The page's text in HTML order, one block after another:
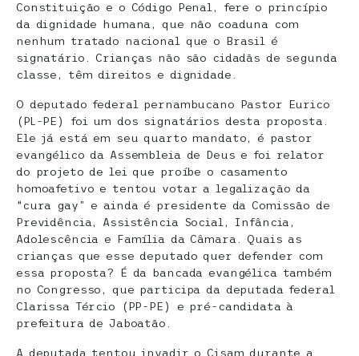
Constituição e o Código Penal, fere o princípio
da dignidade humana, que não coaduna com
nenhum tratado nacional que o Brasil é
signatário. Crianças não são cidadãs de segunda
classe, têm direitos e dignidade.
O deputado federal pernambucano Pastor Eurico
(PL-PE) foi um dos signatários desta proposta.
Ele já está em seu quarto mandato, é pastor
evangélico da Assembleia de Deus e foi relator
do projeto de lei que proíbe o casamento
homoafetivo e tentou votar a legalização da
“cura gay” e ainda é presidente da Comissão de
Previdência, Assistência Social, Infância,
Adolescência e Família da Câmara. Quais as
crianças que esse deputado quer defender com
essa proposta? É da bancada evangélica também
no Congresso, que participa da deputada federal
Clarissa Tércio (PP-PE) e pré-candidata à
prefeitura de Jaboatão.
A deputada tentou invadir o Cisam durante a